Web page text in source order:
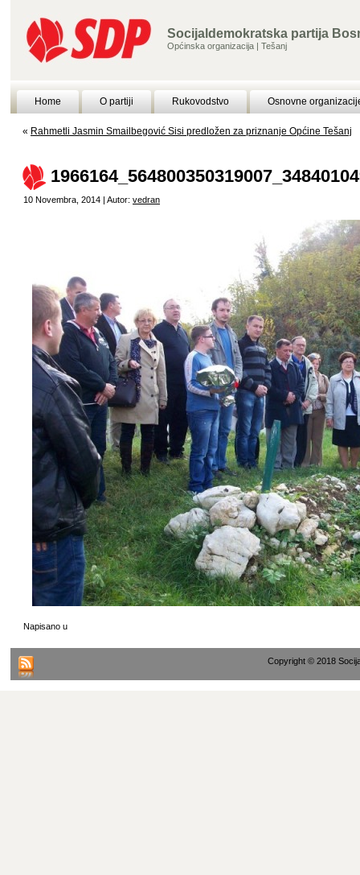
Socijaldemokratska partija
Općinska organizacija | Tešanj
Home O partiji Rukovodstvo Osnovne
« Rahmetli Jasmin Smailbegović Sisi predložen za priznanje Općine Tešanj
10 Novembra, 2014 | Autor: vedran
Napisano u
Copyright © 2018